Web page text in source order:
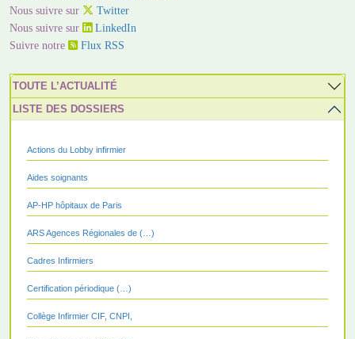
Nous suivre sur
Twitter
Nous suivre sur
LinkedIn
Suivre notre
Flux RSS
TOUTE L’ACTUALITÉ
LISTE DES DOSSIERS
Actions du Lobby infirmier
Aides soignants
AP-HP hôpitaux de Paris
ARS Agences Régionales de (…)
Cadres Infirmiers
Certification périodique (…)
Collège Infirmier CIF, CNPI,